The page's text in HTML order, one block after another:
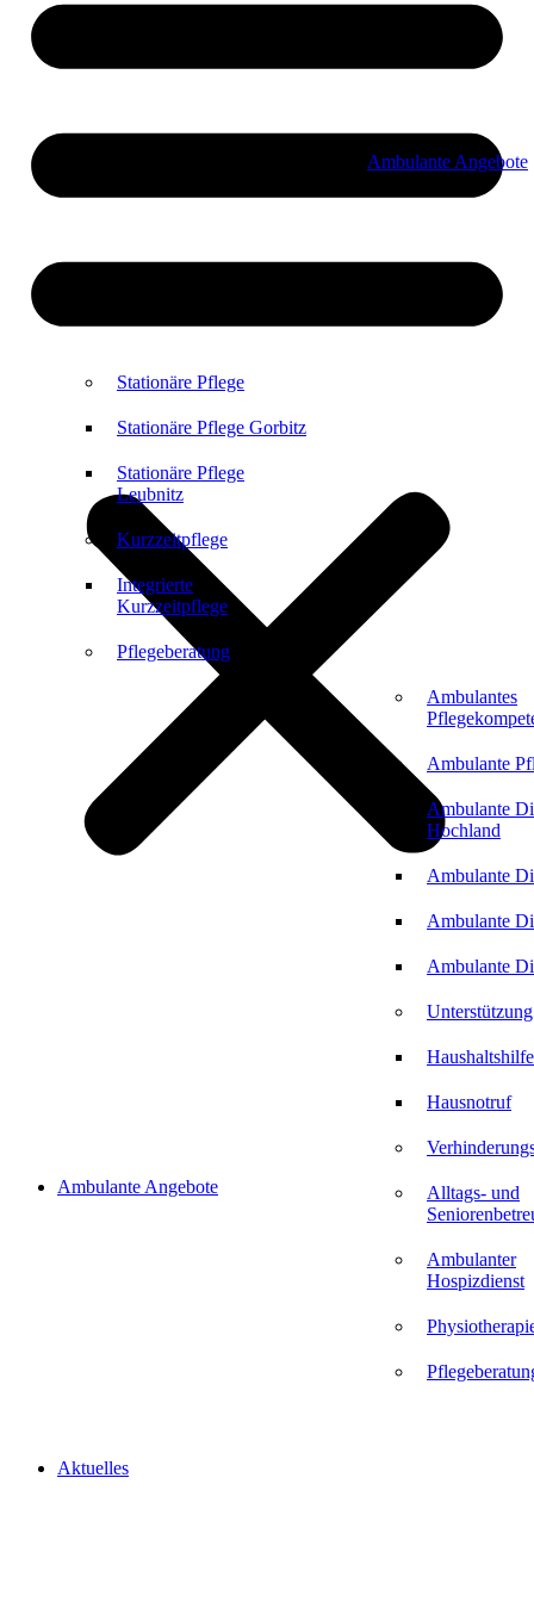
Aktuelles
Stationäre Pflege
Stationäre Pflege Gorbitz
Stationäre Pflege
Leubnitz
Kurzzeitpflege
Integrierte
Kurzzeitpflege
Pflegeberatung
Ambulante Angebote
Ambulante Angebote
Ambulantes
Ambulante
Ambulante
Hochland
Ambulante
Ambulante
Ambulante
Haushaltshilfe
Hausnotruf
Alltags- und
Ambulanter
Hospizdienst